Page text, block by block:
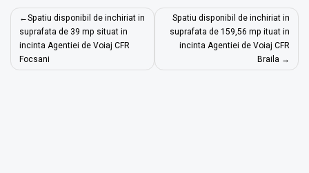
Post
navigation
Spatiu disponibil de inchiriat in
suprafata de 39 mp situat in
incinta Agentiei de Voiaj CFR
Focsani
Spatiu disponibil de inchiriat in
suprafata de 159,56 mp ituat in
incinta Agentiei de Voiaj CFR
Braila